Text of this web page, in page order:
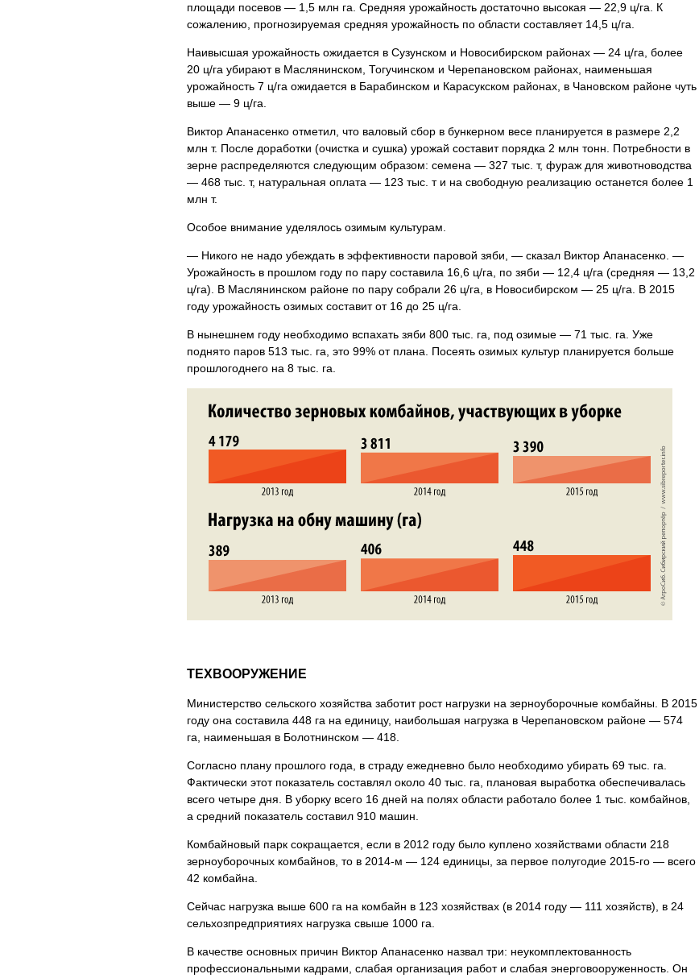
площади посевов — 1,5 млн га. Средняя урожайность достаточно высокая — 22,9 ц/га. К
сожалению, прогнозируемая средняя урожайность по области составляет 14,5 ц/га.
Наивысшая урожайность ожидается в Сузунском и Новосибирском районах — 24 ц/га, более
20 ц/га убирают в Маслянинском, Тогучинском и Черепановском районах, наименьшая
урожайность 7 ц/га ожидается в Барабинском и Карасукском районах, в Чановском районе чуть
выше — 9 ц/га.
Виктор Апанасенко отметил, что валовый сбор в бункерном весе планируется в размере 2,2
млн т. После доработки (очистка и сушка) урожай составит порядка 2 млн тонн. Потребности в
зерне распределяются следующим образом: семена — 327 тыс. т, фураж для животноводства
— 468 тыс. т, натуральная оплата — 123 тыс. т и на свободную реализацию останется более 1
млн т.
Особое внимание уделялось озимым культурам.
— Никого не надо убеждать в эффективности паровой зяби, — сказал Виктор Апанасенко. —
Урожайность в прошлом году по пару составила 16,6 ц/га, по зяби — 12,4 ц/га (средняя — 13,2
ц/га). В Маслянинском районе по пару собрали 26 ц/га, в Новосибирском — 25 ц/га. В 2015
году урожайность озимых составит от 16 до 25 ц/га.
В нынешнем году необходимо вспахать зяби 800 тыс. га, под озимые — 71 тыс. га. Уже
поднято паров 513 тыс. га, это 99% от плана. Посеять озимых культур планируется больше
прошлогоднего на 8 тыс. га.
ТЕХВООРУЖЕНИЕ
Министерство сельского хозяйства заботит рост нагрузки на зерноуборочные комбайны. В 2015
году она составила 448 га на единицу, наибольшая нагрузка в Черепановском районе — 574
га, наименьшая в Болотнинском — 418.
Согласно плану прошлого года, в страду ежедневно было необходимо убирать 69 тыс. га.
Фактически этот показатель составлял около 40 тыс. га, плановая выработка обеспечивалась
всего четыре дня. В уборку всего 16 дней на полях области работало более 1 тыс. комбайнов,
а средний показатель составил 910 машин.
Комбайновый парк сокращается, если в 2012 году было куплено хозяйствами области 218
зерноуборочных комбайнов, то в 2014-м — 124 единицы, за первое полугодие 2015-го — всего
42 комбайна.
Сейчас нагрузка выше 600 га на комбайн в 123 хозяйствах (в 2014 году — 111 хозяйств), в 24
сельхозпредприятиях нагрузка свыше 1000 га.
В качестве основных причин Виктор Апанасенко назвал три: неукомплектованность
профессиональными кадрами, слабая организация работ и слабая энерговооруженность. Он